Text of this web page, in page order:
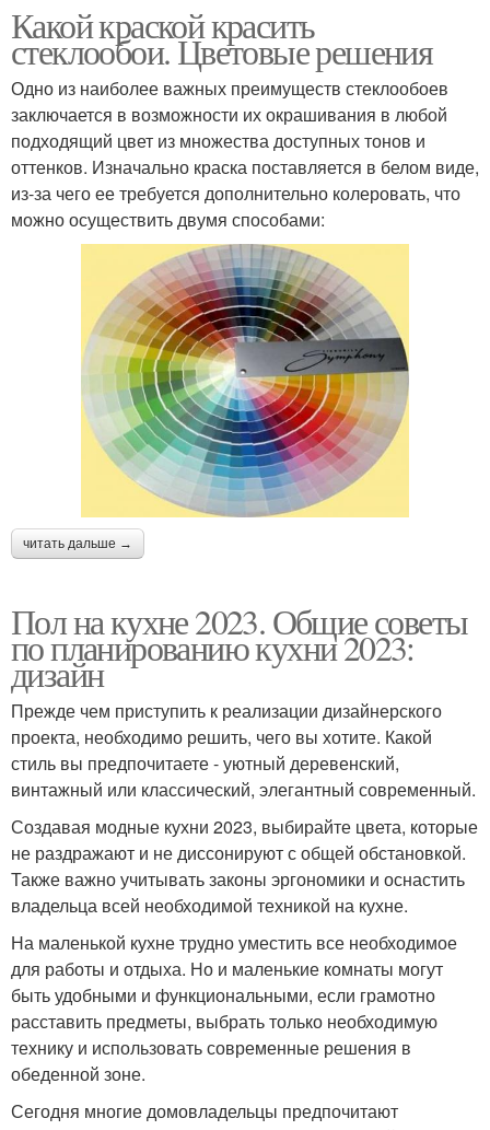
Какой краской красить
стеклообои. Цветовые решения
Одно из наиболее важных преимуществ стеклообоев
заключается в возможности их окрашивания в любой
подходящий цвет из множества доступных тонов и
оттенков. Изначально краска поставляется в белом виде,
из-за чего ее требуется дополнительно колеровать, что
можно осуществить двумя способами:
читать дальше →
Пол на кухне 2023. Общие советы
по планированию кухни 2023:
дизайн
Прежде чем приступить к реализации дизайнерского
проекта, необходимо решить, чего вы хотите. Какой
стиль вы предпочитаете - уютный деревенский,
винтажный или классический, элегантный современный.
Создавая модные кухни 2023, выбирайте цвета, которые
не раздражают и не диссонируют с общей обстановкой.
Также важно учитывать законы эргономики и оснастить
владельца всей необходимой техникой на кухне.
На маленькой кухне трудно уместить все необходимое
для работы и отдыха. Но и маленькие комнаты могут
быть удобными и функциональными, если грамотно
расставить предметы, выбрать только необходимую
технику и использовать современные решения в
обеденной зоне.
Сегодня многие домовладельцы предпочитают